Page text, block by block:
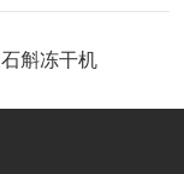
斛冻干机